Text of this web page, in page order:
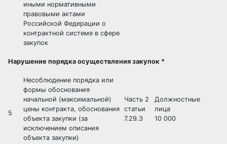
иными нормативными
правовыми актами
Российской Федерации о
контрактной системе в сфере
закупок
Нарушение порядка осуществления закупок *
5
Несоблюдение порядка или
формы обоснования
начальной (максимальной)
цены контракта, обоснования
объекта закупки (за
исключением описания
объекта закупки)
Часть 2
статьи
7.29.3
Должностные
лица
10 000